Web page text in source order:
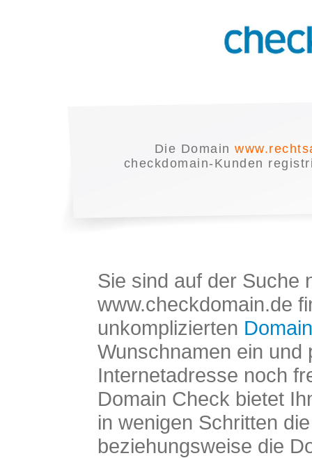
Die Domain
checkdomain-Kunden
Sie sind auf der Suche
www.checkdomain.de
unkomplizierten
Wunschnamen ein und
Internetadresse noch
Domain Check bietet
in wenigen Schritten
beziehungsweise die